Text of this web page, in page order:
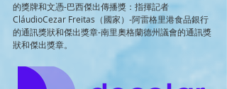
的獎牌和文憑-巴西傑出傳播獎：指揮記者
CláudioCezar Freitas（國家）-阿雷格里港食品銀行
的通訊獎狀和傑出獎章-南里奧格蘭德州議會的通訊獎
狀和傑出獎章。